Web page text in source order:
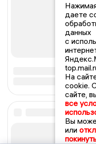
даете
данных
с
На
cookie.
сайте,
все
Вы
или